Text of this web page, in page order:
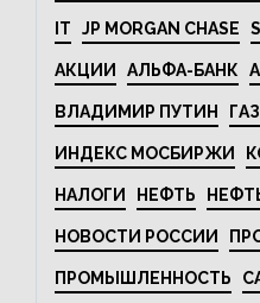
IT JP MORGAN CHASE
АКЦИИ АЛЬФА-БАНК
ВЛАДИМИР ПУТИН
ИНДЕКС МОСБИРЖИ
НАЛОГИ НЕФТЬ
НОВОСТИ РОССИИ
ПРОМЫШЛЕННОСТЬ